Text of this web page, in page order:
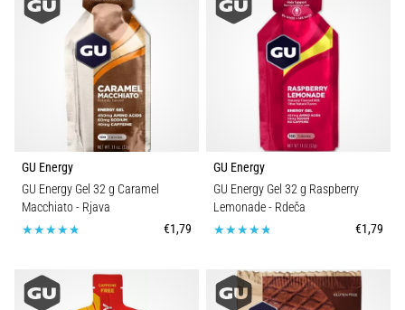
GU Energy
GU Energy Gel 32 g Caramel
Macchiato- Rjava
€1,79
GU Energy
GU Energy Gel 32 g Raspberry
Lemonade- Rdeča
€1,79